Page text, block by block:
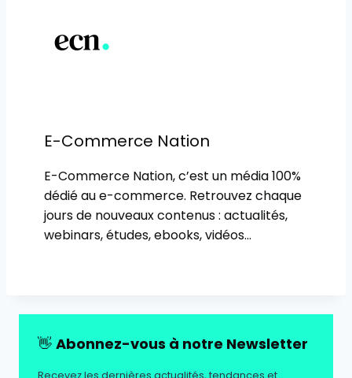
E-Commerce Nation
E-Commerce Nation, c’est un média 100%
dédié au e-commerce. Retrouvez chaque
jours de nouveaux contenus : actualités,
webinars, études, ebooks, vidéos…
👋 Abonnez-vous à notre Newsletter
Recevez les dernières actualités, tendances et